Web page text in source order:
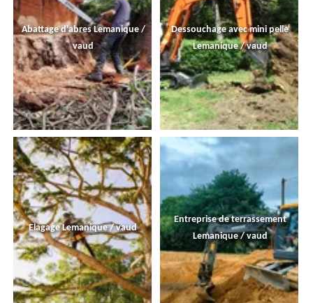
Abattage d'abres Lemanique /
vaud
Dessouchage avec mini pelle
Lemanique / vaud
Elagage Lemanique / vaud
Entreprise de terrassement
Lemanique / vaud